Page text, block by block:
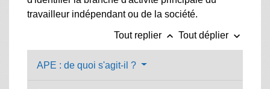
travailleur indépendant ou de la société.
Tout replier keyboard_arrow_up Tout déplier keyboard_arrow_down
APE : de quoi s'agit-il ?